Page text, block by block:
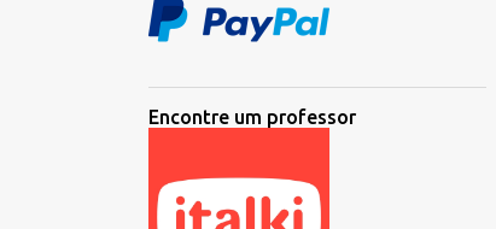
Encontre um professor